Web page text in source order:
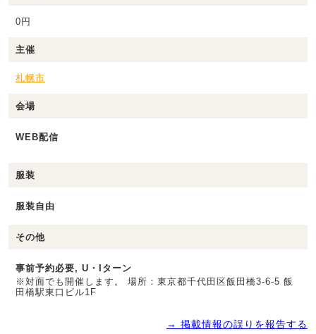
0円
主催
札幌市
会場
WEB配信
服装
服装自由
その他
事前予約必要, U・Iターン
※対面でも開催します。 場所：東京都千代田区飯田橋3-6-5 飯
田橋駅東口ビル1F
→ 掲載情報の誤りを報告する